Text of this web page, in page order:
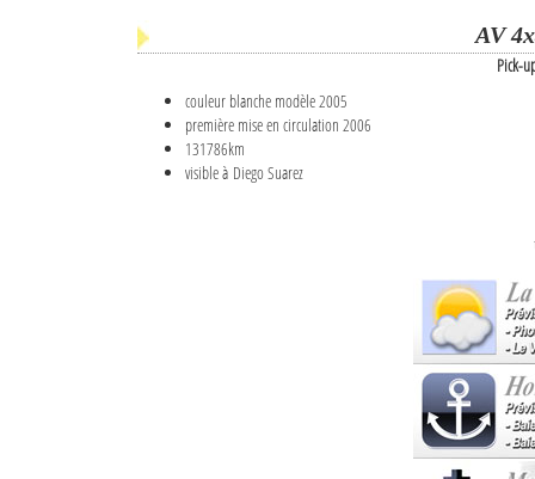
AV
Pick-
couleur blanche modèle 2005
première mise en circulation 2006
131786km
visible à Diego Suarez